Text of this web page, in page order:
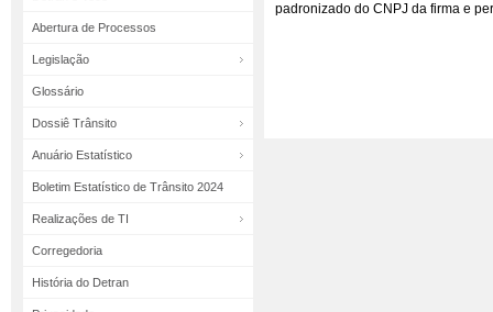
Abertura de Processos
Legislação
Glossário
Dossiê Trânsito
Anuário Estatístico
Boletim Estatístico de Trânsito 2024
Realizações de TI
Corregedoria
História do Detran
padronizado do CNPJ da firma e